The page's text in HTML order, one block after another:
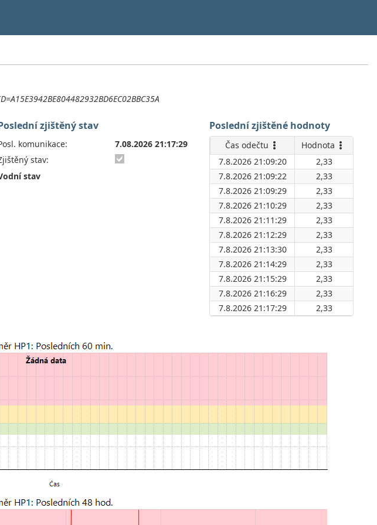
zjištěný stav
komunikace:
7.08.2026 21:17:29
stav:
stav
Poslední zjištěné hodnoty
Čas odečtu
Hodnota
7.8.2026 21:09:20
2,33
7.8.2026 21:09:22
2,33
7.8.2026 21:09:29
2,33
7.8.2026 21:10:29
2,33
7.8.2026 21:11:29
2,33
7.8.2026 21:12:29
2,33
7.8.2026 21:13:30
2,33
7.8.2026 21:14:29
2,33
7.8.2026 21:15:29
2,33
7.8.2026 21:16:29
2,33
7.8.2026 21:17:29
2,33